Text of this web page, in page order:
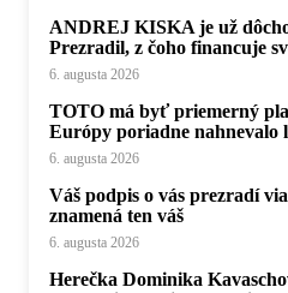
ANDREJ KISKA je už
Prezradil, z čoho financuje
6. augusta 2026
TOTO má byť priemerný
Európy poriadne nahnevalo
6. augusta 2026
Váš podpis o vás prezradí
znamená ten váš
6. augusta 2026
Herečka Dominika